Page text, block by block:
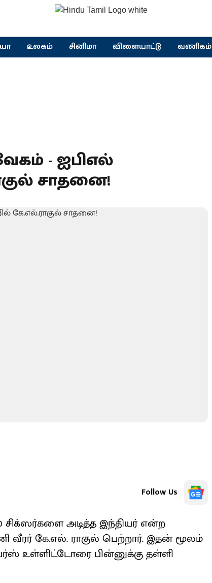
உலகம் சினிமா விளையாட்டு வணிகம்
- ஐபிஎல்
சாதனை!
Follow Us
சிக்ஸர்களை அடித்த இந்தியர் என்ற
கே.எல். ராகுல் பெற்றார். இதன் மூலம்
உள்ளிட்டோரை பின்னுக்கு தள்ளி